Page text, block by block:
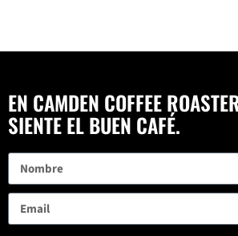
EN CAMDEN COFFEE
SIENTE EL BUEN CAFÉ.